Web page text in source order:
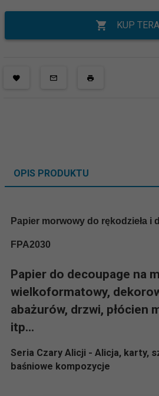
KUP
OPIS PRODUKTU
Papier morwowy do rękodzieła i
FPA2030
Papier do decoupage na
wielkoformatowy,
abażurów, drzwi, płócien
itp...
Seria Czary Alicji - Alicja, karty,
baśniowe kompozycje